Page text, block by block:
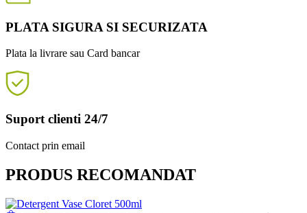
PLATA SIGURA SI SECURIZATA
Plata la livrare sau Card bancar
Suport clienti 24/7
Contact prin email
PRODUS RECOMANDAT